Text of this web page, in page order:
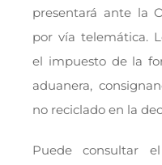
presentará ante la
por vía telemática.
el impuesto de la
aduanera,
no reciclado en la
Puede consultar